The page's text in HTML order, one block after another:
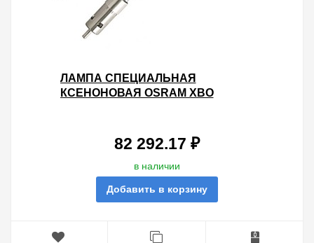
ЛАМПА СПЕЦИАЛЬНАЯ
КСЕНОНОВАЯ OSRAM XBO
82 292.17 ₽
в наличии
Добавить в корзину